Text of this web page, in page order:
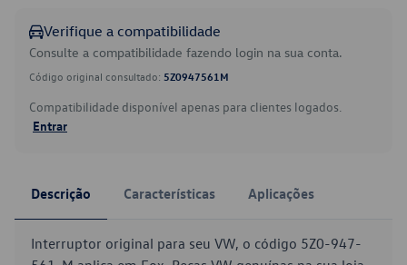
Verifique a compatibilidade
Consulte a compatibilidade fazendo login na sua conta.
Código original consultado: 5Z0947561M
Compatibilidade disponível apenas para clientes logados.
Entrar
Descrição Características Aplicações
Interruptor original para seu VW, o código 5Z0-947-